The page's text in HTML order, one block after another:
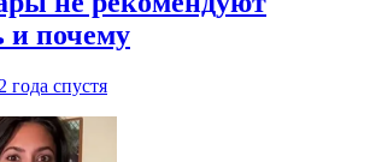
и почему
2 года спустя